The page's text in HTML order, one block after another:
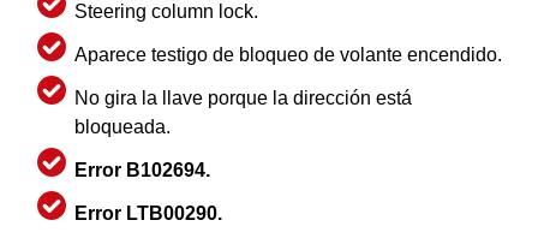
Steering column lock.
Aparece testigo de bloqueo de volante encendido.
No gira la llave porque la dirección está
bloqueada.
Error B102694.
Error LTB00290.